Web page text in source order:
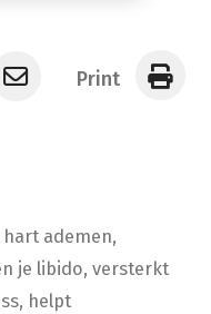
Print
ademen,
je libido, versterkt
helpt